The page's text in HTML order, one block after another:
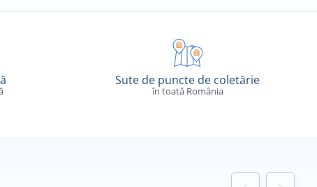
Sute de puncte de coletărie
în toată România